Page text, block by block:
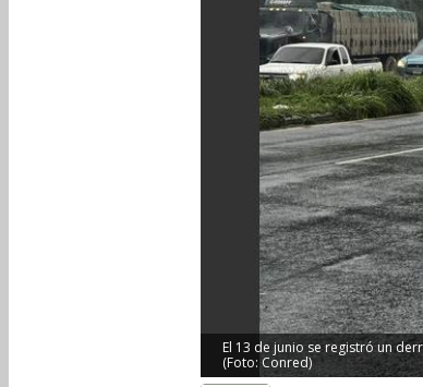
El 13 de junio se registró un
(Foto: Conred)